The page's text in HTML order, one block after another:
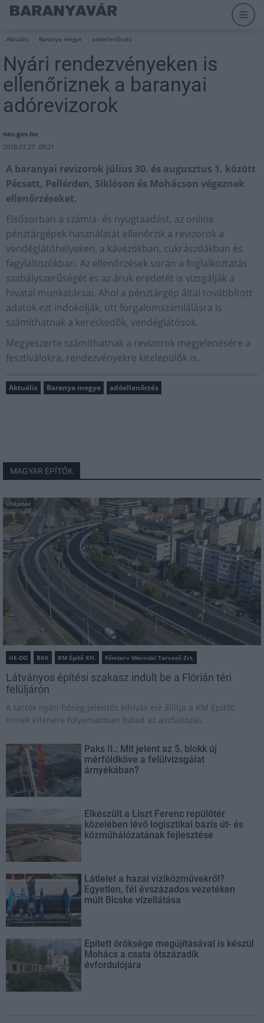
Aktuális Baranya megye adóellenőrzés
Nyári rendezvényeken is
ellenőriznek a baranyai
adórevizorok
nav.gov.hu
2018.07.27. 09:21
A baranyai revizorok július 30. és augusztus 1. között
Pécsett, Pellérden, Siklóson és Mohácson végeznek
ellenőrzéseket.
Elsősorban a számla- és nyugtaadást, az online
pénztárgépek használatát ellenőrzik a revizorok a
vendéglátóhelyeken, a kávézókban, cukrászdákban és
fagylaltozókban. Az ellenőrzések során a foglalkoztatás
szabályszerűségét és az áruk eredetét is vizsgálják a
hivatal munkatársai. Ahol a pénztárgép által továbbított
adatok ezt indokolják, ott forgalomszámlálásra is
számíthatnak a kereskedők, vendéglátósok.
Megyeszerte számíthatnak a revizorok megjelenésére a
fesztiválokra, rendezvényekre kitelepülők is.
Aktuális Baranya megye adóellenőrzés
MAGYAR ÉPÍTŐK
Útépítés
HE-DO BKK KM Építő Kft. Főmterv Mérnöki Tervező Zrt.
Látványos építési szakasz indult be a Flórián téri
felüljárón
A tartós nyári hőség jelentős kihívás elé állítja a KM Építőt,
ennek ellenére folyamatosan halad az aszfaltozás.
Paks II.: Mit jelent az 5. blokk új
mérföldköve a felülvizsgálat
árnyékában?
Elkészült a Liszt Ferenc repülőtér
közelében lévő logisztikai bázis út- és
közműhálózatának fejlesztése
Látlelet a hazai víziközművekről?
Egyetlen, fél évszázados vezetéken
múlt Bicske vízellátása
Épített öröksége megújításával is készül
Mohács a csata ötszázadik
évfordulójára